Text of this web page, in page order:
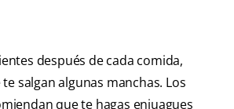
después de cada comida,
salgan algunas manchas. Los
que te hagas enjuagues